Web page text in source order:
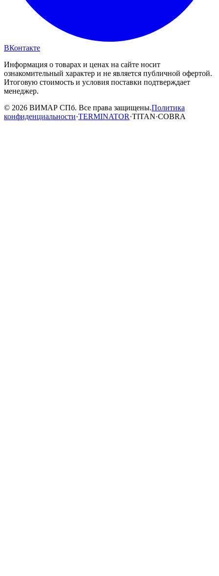
ВКонтакте
Информация о товарах и ценах на сайте носит
ознакомительный характер и не является публичной офертой.
Итоговую стоимость и условия поставки подтверждает
менеджер.
© 2026 ВИМАР СПб. Все права защищены.Политика
конфиденциальности·TERMINATOR·TITAN·COBRA